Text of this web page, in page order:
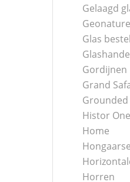
Gelaagd
Geonature
Glas
Gordijnen
Grand
Grounded
Histor One
Home
Horren